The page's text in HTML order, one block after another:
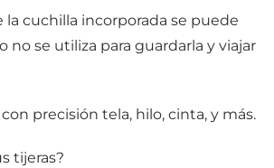
la cuchilla incorporada se puede
no se utiliza para guardarla y viajar
precisión tela, hilo, cinta, y más.
tijeras?